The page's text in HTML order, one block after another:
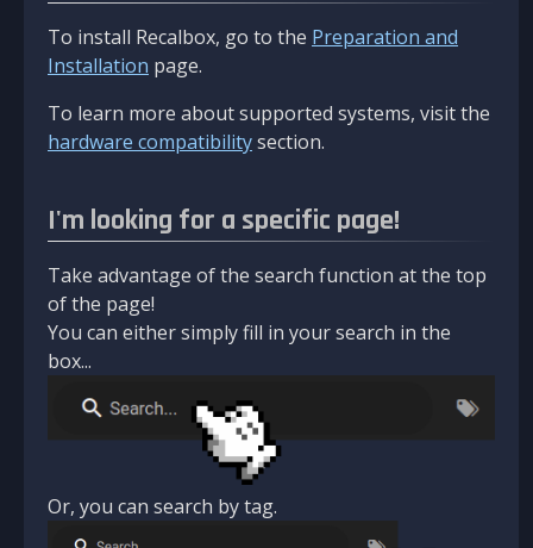
To install Recalbox, go to the Preparation and
Installation page.
To learn more about supported systems, visit the
hardware compatibilitysection.
I'm looking for a specific page!
Take advantage of the search function at the top
of the page!
You can either simply fill in your search in the
box...
Or, you can search by tag.